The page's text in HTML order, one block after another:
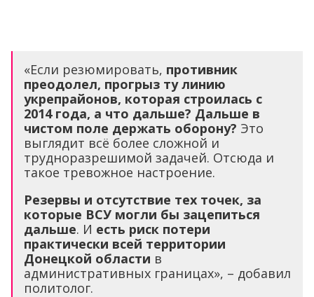
«Если резюмировать, противник
преодолел, прогрыз ту линию
укрепрайонов, которая строилась с
2014 года, а что дальше? Дальше в
чистом поле держать оборону? Это
выглядит всё более сложной и
трудноразрешимой задачей. Отсюда и
такое тревожное настроение.
Резервы и отсутствие тех точек, за
которые ВСУ могли бы зацепиться
дальше. И есть риск потери
практически всей территории
Донецкой области в
административных границах», – добавил
политолог.